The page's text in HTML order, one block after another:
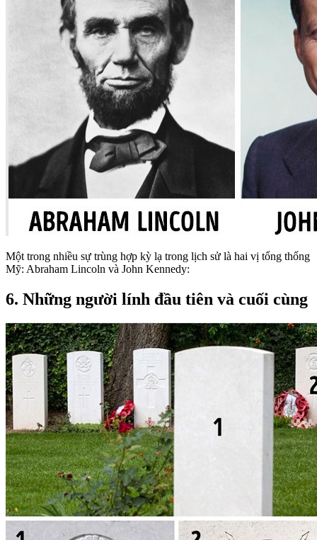
Một trong nhiều sự trùng hợp kỳ lạ trong lịch sử là hai vị tổng thống
Mỹ: Abraham Lincoln và John Kennedy:
6. Những người lính đầu tiên và cuối cùng